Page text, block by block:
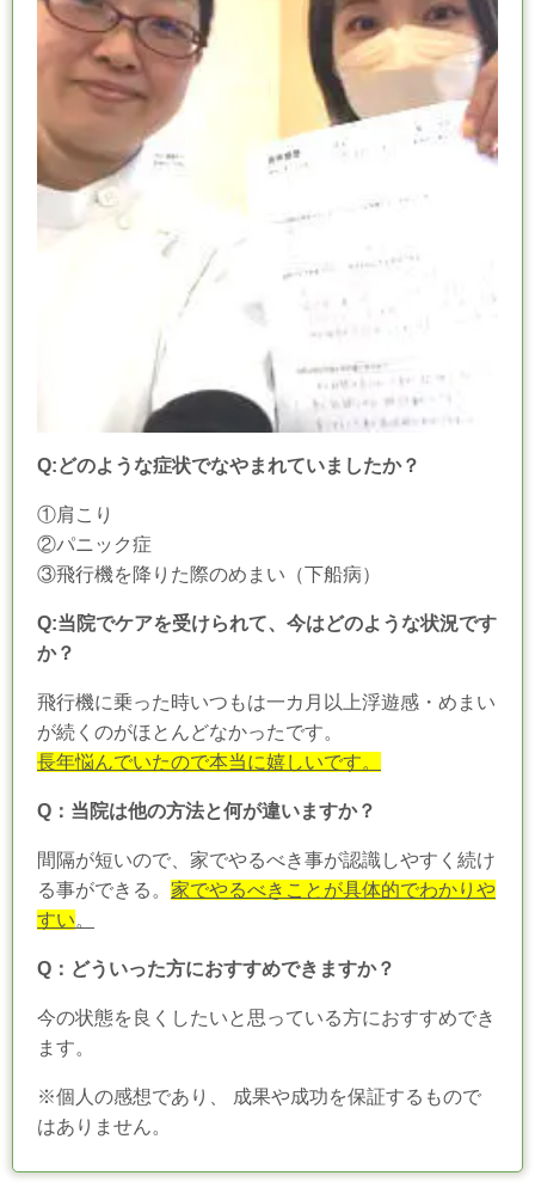
Q:どのような症状でなやまれていましたか？
①肩こり
②パニック症
③飛行機を降りた際のめまい（下船病）
Q:当院でケアを受けられて、今はどのような状況です
か？
飛行機に乗った時いつもは一カ月以上浮遊感・めまい
が続くのがほとんどなかったです。
長年悩んでいたので本当に嬉しいです。
Q：当院は他の方法と何が違いますか？
間隔が短いので、家でやるべき事が認識しやすく続け
る事ができる。 家でやるべきことが具体的でわかりや
すい。
Q：どういった方におすすめできますか？
今の状態を良くしたいと思っている方におすすめでき
ます。
※個人の感想であり、 成果や成功を保証するもので
はありません。